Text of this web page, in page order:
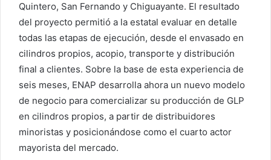
Quintero, San Fernando y Chiguayante. El resultado
del proyecto permitió a la estatal evaluar en detalle
todas las etapas de ejecución, desde el envasado en
cilindros propios, acopio, transporte y distribución
final a clientes. Sobre la base de esta experiencia de
seis meses, ENAP desarrolla ahora un nuevo modelo
de negocio para comercializar su producción de GLP
en cilindros propios, a partir de distribuidores
minoristas y posicionándose como el cuarto actor
mayorista del mercado.